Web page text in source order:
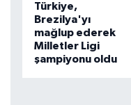
Türkiye,
Brezilya'yı
mağlup ederek
Milletler Ligi
şampiyonu oldu